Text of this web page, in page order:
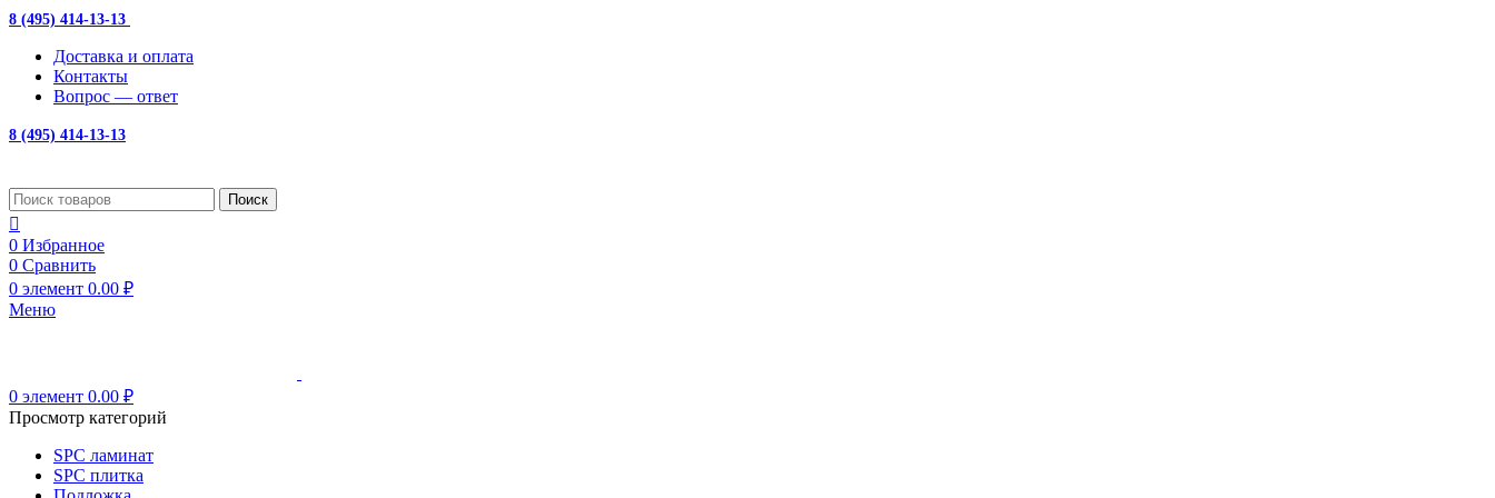
8 (495) 414-13-13
Доставка и оплата
Контакты
Вопрос — ответ
8 (495) 414-13-13
Поиск
0 Избранное
0 Сравнить
0 элемент 0.00 ₽
Меню
0 элемент 0.00 ₽
Просмотр категорий
SPC ламинат
SPC плитка